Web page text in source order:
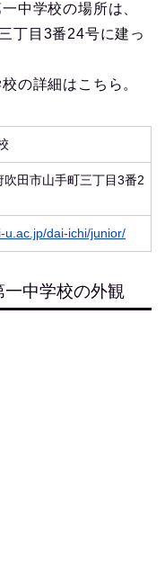
中学校の場所は、
丁目3番24号に建っ
の詳細はこちら。
田市山手町三丁目3番2
u.ac.jp/dai-ichi/junior/
中学校の外観